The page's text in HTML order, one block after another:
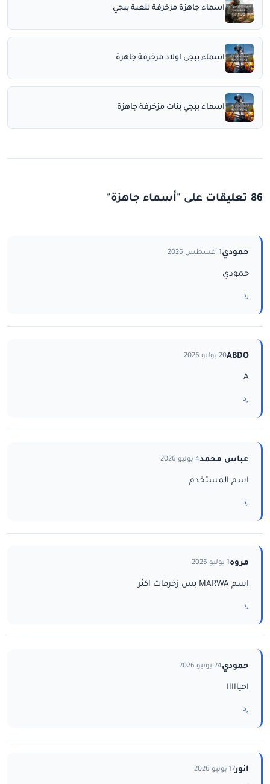
اسماء جاهزة مزخرفة للعبة ببجي
اسماء ببجي اولاد مزخرفة جاهزة
اسماء ببجي بنات مزخرفة جاهزة
86 تعليقات على "أسماء جاهزة"
حمودي1 أغسطس 2026
حمودي
رد
ABDO20 يوليو 2026
A
رد
عباس محمد4 يوليو 2026
اسم المستخدم
رد
مروه1 يوليو 2026
اسم MARWA بس زخرفات اكثر
رد
حمودي24 يونيو 2026
احيااااا
رد
انور17 يونيو 2026